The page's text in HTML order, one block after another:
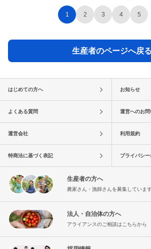
1 2 3 4 5
生産者のページへ戻る
はじめての方へ お知らせ
よくある質問 運営へのお
運営会社 利用規約
特商法に基づく表記 プライバシ
生産者の方へ
農家さん・漁師さんを募集していま
法人・自治体の方へ
アライアンスのご相談はこちらから